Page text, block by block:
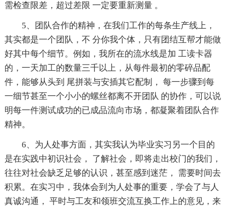
需检查限差，超过差限 一定要重新测量 。
5、团队合作的精神，在我们工作的每条生产线上，
其实都是一个团队，不 分你我个体，只有团结互帮才能做
好其中每个细节。例如，我所在的流水线是加 工读卡器
的，一天加工的数量三千以上，从每件最初的零碎品配
件，能够从头到 尾拼装与安插其它配制， 每一步骤到每
一细节甚至一个小小的螺丝都离不开团队 的协作，可以说
明每一件测试成功的已成品流向市场，都凝聚着团队合作
精神。
6、为人处事方面，其实我认为毕业实习另一个目的
是在实践中初识社会， 了解社会，即将走出校门的我们，
往往对社会缺乏足够的认识，甚至感到迷茫， 需要时间去
积累。在实习中，我体会到为人处事的重要，学会了与人
真诚沟通， 平时与工友和领班交流互换工作上的意见，来